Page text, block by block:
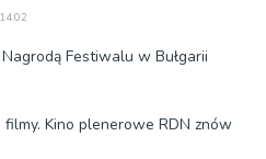
Festiwalu w Bułgarii
Kino plenerowe RDN znów